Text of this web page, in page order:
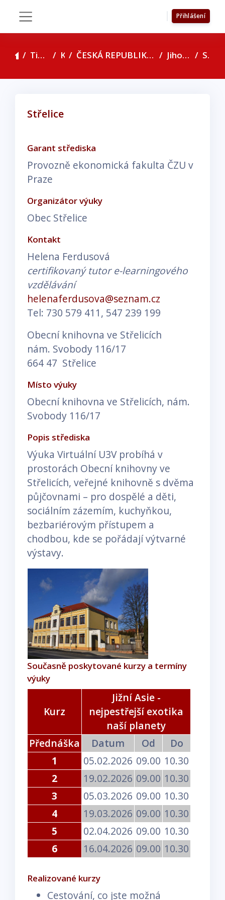
Přihlášení
Titulní stránka Kurzy ČESKÁ REPUBLIKA - seznam konzultačních středisek Jihomoravský kraj Střelice
Střelice
Garant střediska
Provozně ekonomická fakulta ČZU v
Praze
Organizátor výuky
Obec Střelice
Kontakt
Helena Ferdusová
certifikovaný tutor e-learningového
vzdělávání
helenaferdusova@seznam.cz
Tel: 730 579 411, 547 239 199
Obecní knihovna ve Střelicích
nám. Svobody 116/17
664 47 Střelice
Místo výuky
Obecní knihovna ve Střelicích, nám.
Svobody 116/17
Popis střediska
Výuka Virtuální U3V probíhá v
prostorách Obecní knihovny ve
Střelicích, veřejné knihovně s dvěma
půjčovnami – pro dospělé a děti,
sociálním zázemím, kuchyňkou,
bezbariérovým přístupem a
chodbou, kde se pořádají výtvarné
výstavy.
Současně poskytované kurzy a termíny
výuky
Kurz
Jižní Asie -
nejpestřejší exotika
naší planety
Přednáška
Datum Od
Do
1
05.02.2026 09.00 10.30
2
19.02.2026 09.00 10.30
3
05.03.2026 09.00 10.30
4
19.03.2026 09.00 10.30
5
02.04.2026 09.00 10.30
6
16.04.2026 09.00 10.30
Realizované kurzy
Cestování, co jste možná